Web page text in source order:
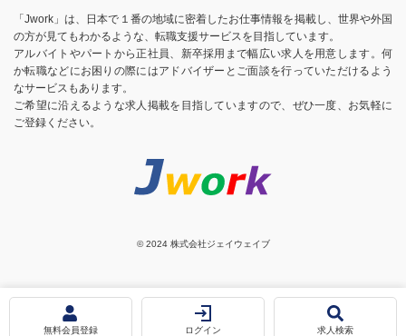
無料会員登録 ログイン 求人検索
「Jwork」は、日本で１番の地域に密着したお仕事情報を掲載し、世界や外国
の方が見てもわかるような、転職支援サービスを目指しています。
アルバイトやパートから正社員、新卒採用まで幅広い求人を用意します。何
か転職などにお困りの際にはアドバイザーとご面談を行っていただけるよう
なサービスもあります。
ご希望に沿えるような求人掲載を目指していますので、ぜひ一度、お気軽に
ご登録ください。
© 2024 株式会社ジェイウェイブ